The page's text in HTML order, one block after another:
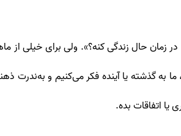
حال زندگی کنه؟». ولی برای خیلی از
به گذشته یا آینده فکر می‌کنیم و به‌ندرت
اتفاقات بده.